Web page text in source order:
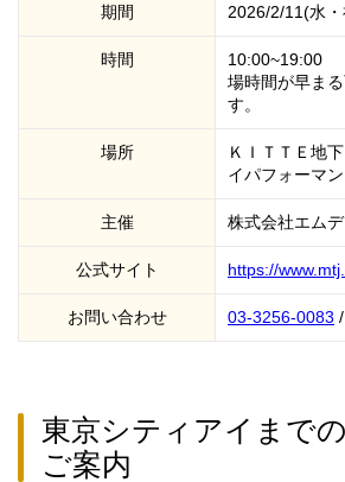
期間 2026/2/11(水・
時間
10:00~19:00
場時間が早ま
す。
場所
ＫＩＴＴＥ地
イパフォーマ
主催 株式会社エム
公式サイト https://
お問い合わせ 03-3256-0083
東京シティアイまで
ご案内